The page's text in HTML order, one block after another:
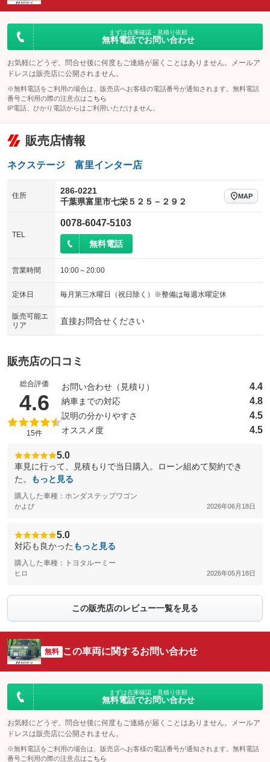
エアサスペンション ヘッドライトウォッシャー
まずは在庫確認・見積り依頼
無料電話でお問い合わせ
お気軽にどうぞ。問合せ後に何度もご連絡が届くことはありません。メールア
ドレスは販売店に公開されません。
※無料電話をご利用の場合は、販売店へお客様の電話番号が通知されます。無料電話
番号ご利用の際の注意点は こちら
IP電話、ひかり電話からはご利用いただけません。
販売店情報
ネクステージ 富里インター店
住所
286-0221
千葉県富里市七栄５２５－２９２
MAP
TEL
0078-6047-5103
無料電話
営業時間 10:00～20:00
定休日 毎月第三水曜日（祝日除く）※整備は毎週水曜定休
販売可能エ
リア
直接お問合せください
販売店の口コミ
総合評価
4.6 （5点満点中）
15件
お問い合わせ（見積り） 4.4
納車までの対応 4.8
説明の分かりやすさ 4.5
オススメ度 4.5
5.0
車見に行って、見積もりで当日購入。ローン組めて契約でき
た。
もっと見る
購入した車種：ホンダステップワゴン
かよぴ 2026年06月18日
5.0
対応も良かった もっと見る
購入した車種：トヨタルーミー
ヒロ 2026年05月18日
この販売店のレビュー一覧を見る
無料 この車両に関するお問い合わせ
まずは在庫確認・見積り依頼
無料電話でお問い合わせ
お気軽にどうぞ。問合せ後に何度もご連絡が届くことはありません。メールア
ドレスは販売店に公開されません。
※無料電話をご利用の場合は、販売店へお客様の電話番号が通知されます。無料電話
番号ご利用の際の注意点は こちら